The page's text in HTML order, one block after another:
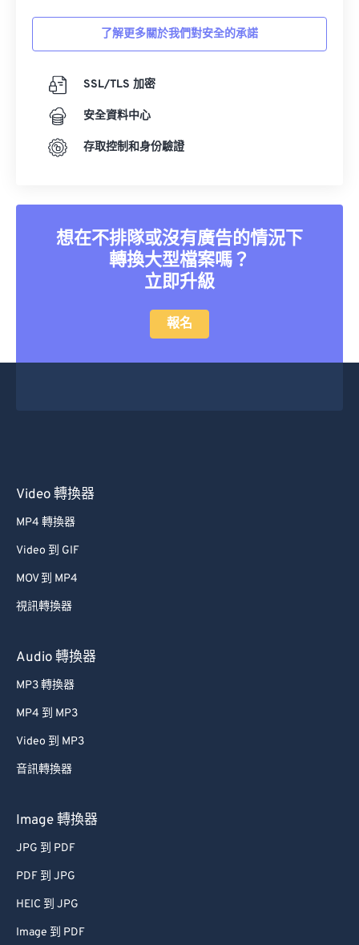
了解更多關於我們對安全的承諾
SSL/TLS 加密
安全資料中心
存取控制和身份驗證
想在不排隊或沒有廣告的情況下
轉換大型檔案嗎？
立即升級
報名
Video 轉換器
MP4 轉換器
Video 到 GIF
MOV 到 MP4
視訊轉換器
Audio 轉換器
MP3 轉換器
MP4 到 MP3
Video 到 MP3
音訊轉換器
Image 轉換器
JPG 到 PDF
PDF 到 JPG
HEIC 到 JPG
Image 到 PDF